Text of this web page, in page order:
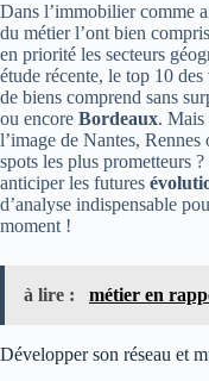
Dans l’immobilier comme
du métier l’ont bien
en priorité les secteurs
étude récente, le top 10
de biens comprend sans
ou encore Bordeaux. Mais
l’image de Nantes,
spots les plus prometteurs
anticiper les futures
d’analyse indispensable
moment !
à lire : métier en
Développer son réseau et